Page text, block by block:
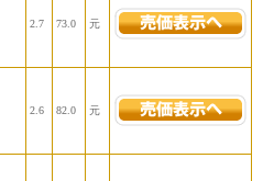
2.7 73.0 元
2.6 82.0 元